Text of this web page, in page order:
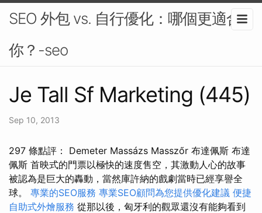
SEO 外包 vs. 自行優化：哪個更適合
你？-seo
Je Tall Sf Marketing (445)
Sep 10, 2013
297 條點評： Demeter Massázs Masszőr 布達佩斯 布達
佩斯 首映式的門票以極快的速度售空，其激動人心的故事
被認為是巨大的轟動，當然庫許納的戲劇當時已經享譽全
球。 專業的SEO服務 專業SEO顧問為您提供優化建議 便捷
自助式外燴服務 從那以後，匈牙利的觀眾還沒有能夠看到